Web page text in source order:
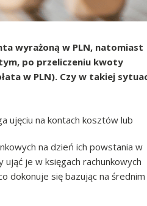
wyrażoną w PLN, natomiast
po przeliczeniu kwoty
w PLN). Czy w takiej
ujęciu na kontach kosztów lub
na dzień ich powstania w
je w księgach rachunkowych
dokonuje się bazując na średnim